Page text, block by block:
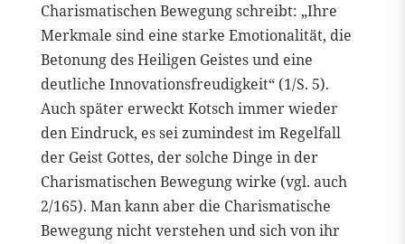
Charismatischen Bewegung schreibt: „Ihre
Merkmale sind eine starke Emotionalität, die
Betonung des Heiligen Geistes und eine
deutliche Innovationsfreudigkeit“ (1/S. 5).
Auch später erweckt Kotsch immer wieder
den Eindruck, es sei zumindest im Regelfall
der Geist Gottes, der solche Dinge in der
Charismatischen Bewegung wirke (vgl. auch
2/165). Man kann aber die Charismatische
Bewegung nicht verstehen und sich von ihr